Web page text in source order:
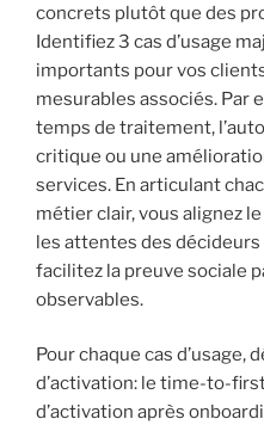
concrets plutôt que des
Identifiez 3 cas d’usage
importants pour vos
mesurables associés. Par
temps de traitement,
critique ou une
services. En articulant
métier clair, vous alignez
les attentes des
facilitez la preuve sociale
observables.
Pour chaque cas d’usage,
d’activation: le time-to-
d’activation après